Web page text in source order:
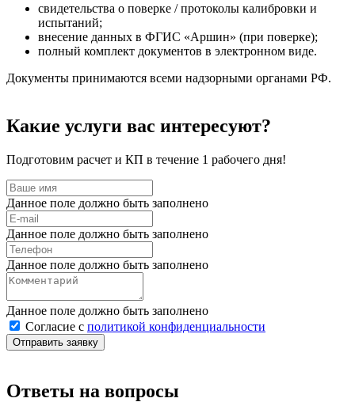
свидетельства о поверке / протоколы калибровки и
испытаний;
внесение данных в ФГИС «Аршин» (при поверке);
полный комплект документов в электронном виде.
Документы принимаются всеми надзорными органами РФ.
Какие услуги вас интересуют?
Подготовим расчет и КП в течение 1 рабочего дня!
Данное поле должно быть заполнено
Данное поле должно быть заполнено
Данное поле должно быть заполнено
Данное поле должно быть заполнено
Согласие с политикой конфиденциальности
Отправить заявку
Ответы на вопросы